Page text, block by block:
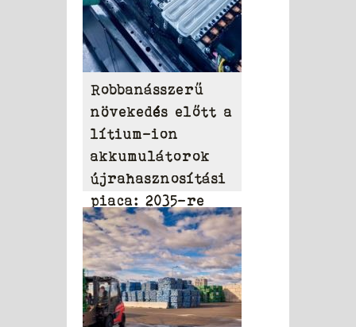
Robbanásszerű
növekedés előtt a
lítium-ion
akkumulátorok
újrahasznosítási
piaca: 2035-re
elérheti a 31,95
milliárd dollárt